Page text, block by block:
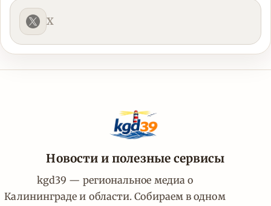
X
Новости и полезные сервисы
kgd39 — региональное медиа о
Калининграде и области. Собираем в одном